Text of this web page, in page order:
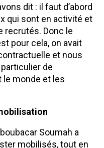
dit : il faut d’abord
qui sont en activité et
recrutés. Donc le
pour cela, on avait
et nous
de
le monde et les
Soumah a
mobilisés, tout en